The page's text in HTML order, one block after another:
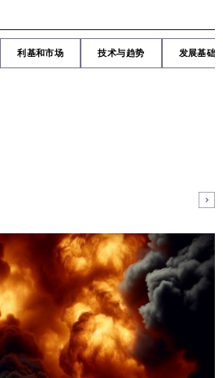
利基和市场 技术与趋势 发展基础